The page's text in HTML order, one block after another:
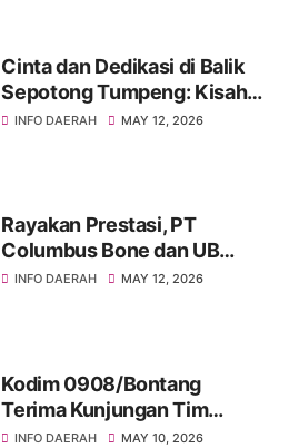
Cinta dan Dedikasi di Balik
Sepotong Tumpeng: Kisah
Manis Columbus Soppeng &
INFO DAERAH MAY 12, 2026
Rayakan Prestasi, PT
Columbus Bone dan UB
Parepare Bagikan Bonus
INFO DAERAH MAY 12, 2026
Kodim 0908/Bontang
Terima Kunjungan Tim
Wasev TMMD Ke-128 Tahun
INFO DAERAH MAY 10, 2026